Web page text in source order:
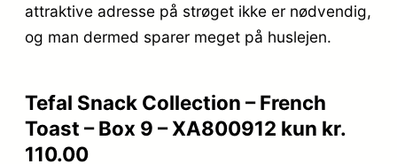
attraktive adresse på strøget ikke er nødvendig,
og man dermed sparer meget på huslejen.
Tefal Snack Collection – French
Toast – Box 9 – XA800912 kun kr.
110.00